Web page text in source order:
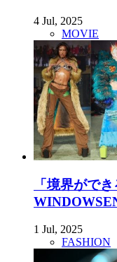
4 Jul, 2025
MOVIE
「境界がで
1 Jul, 2025
FASHION